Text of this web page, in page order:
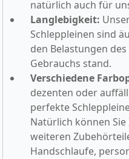
natürlich auch für
Langlebigkeit:
Schleppleinen sind
den Belastungen
Gebrauchs stand.
Verschiedene
dezenten oder
perfekte
Natürlich können
weiteren
Handschlaufe,